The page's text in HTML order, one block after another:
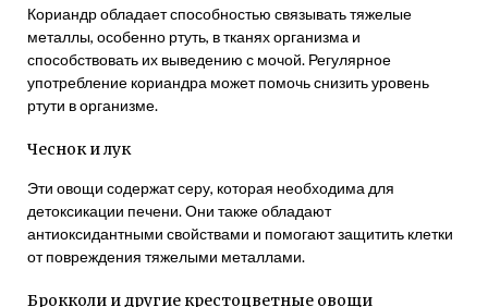
Кориандр обладает способностью связывать тяжелые
металлы, особенно ртуть, в тканях организма и
способствовать их выведению с мочой. Регулярное
употребление кориандра может помочь снизить уровень
ртути в организме.
Чеснок и лук
Эти овощи содержат серу, которая необходима для
детоксикации печени. Они также обладают
антиоксидантными свойствами и помогают защитить клетки
от повреждения тяжелыми металлами.
Брокколи и другие крестоцветные овощи